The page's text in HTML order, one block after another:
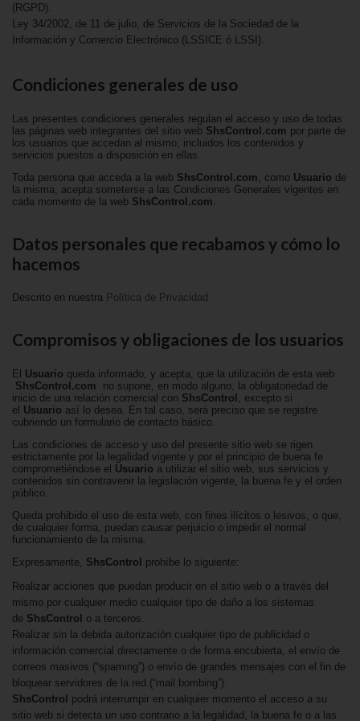
(RGPD).
Ley 34/2002, de 11 de julio, de Servicios de la Sociedad de la
Información y Comercio Electrónico (LSSICE ó LSSI).
Condiciones generales de uso
Las presentes condiciones generales regulan el acceso y uso de todas
las páginas web integrantes del sitio web ShsControl.com por parte de
los usuarios que accedan al mismo, incluidos los contenidos y
servicios puestos a disposición en ellas.
Toda persona que acceda a la web ShsControl.com , como Usuario de
la misma, acepta someterse a las Condiciones Generales vigentes en
cada momento de la web ShsControl.com
Datos personales que recabamos y cómo lo
hacemos
Descrito en nuestra Política de Privacidad
Compromisos y obligaciones de los usuarios
El Usuario queda informado, y acepta, que la utilización de esta web
ShsControl.com no supone, en modo alguno, la obligatoriedad de
inicio de una relación comercial con ShsControl , excepto si
el Usuario así lo desea. En tal caso, será preciso que se registre
cubriendo un formulario de contacto básico.
Las condiciones de acceso y uso del presente sitio web se rigen
estrictamente por la legalidad vigente y por el principio de buena fe
comprometiéndose el Usuario a utilizar el sitio web, sus servicios y
contenidos sin contravenir la legislación vigente, la buena fe y el orden
público.
Queda prohibido el uso de esta web, con fines ilícitos o lesivos, o que,
de cualquier forma, puedan causar perjuicio o impedir el normal
funcionamiento de la misma.
Expresamente, ShsControl prohíbe lo siguiente:
Realizar acciones que puedan producir en el sitio web o a través del
mismo por cualquier medio cualquier tipo de daño a los sistemas
de ShsControl o a terceros.
Realizar sin la debida autorización cualquier tipo de publicidad o
información comercial directamente o de forma encubierta, el envío de
correos masivos (“spaming”) o envío de grandes mensajes con el fin de
bloquear servidores de la red (“mail bombing”).
ShsControl podrá interrumpir en cualquier momento el acceso a su
sitio web si detecta un uso contrario a la legalidad, la buena fe o a las